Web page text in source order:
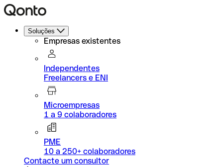
Soluções
Empresas existentes
Independentes
Freelancers e ENI
Microempresas
1 a 9 colaboradores
PME
10 a 250+ colaboradores
Contacte um consultor